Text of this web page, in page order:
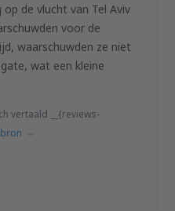
de vlucht van Tel Aviv
voor de
waarschuwden ze niet
wat een kleine
vertaald __{reviews-